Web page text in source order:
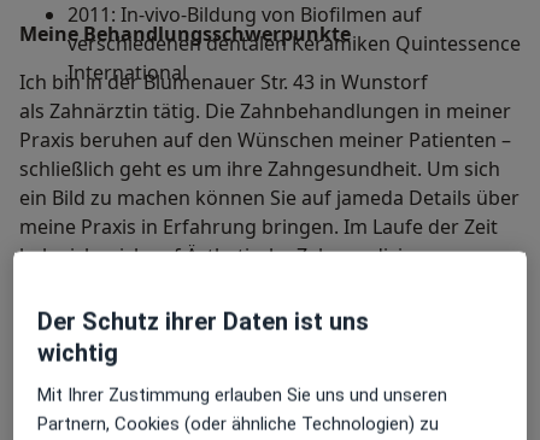
2011: In-vivo-Bildung von Biofilmen auf
verschiedenen dentalen Keramiken Quintessence
International
Meine Behandlungs­schwerpunkte
Ich bin in der Blumenauer Str. 43 in Wunstorf
als Zahnärztin tätig. Die Zahnbehandlungen in meiner
Praxis beruhen auf den Wünschen meiner Patienten –
schließlich geht es um ihre Zahngesundheit. Um sich
ein Bild zu machen können Sie auf jameda Details über
meine Praxis in Erfahrung bringen. Im Laufe der Zeit
habe ich mich auf Ästhetische Zahnmedizin
Ästhetische Zahnmedizin
Schöne Zähne – gesundes Lächeln:
Ästhetische Zahnheilkunde
Der Schutz ihrer Daten ist uns
wichtig
Mit Ihrer Zustimmung erlauben Sie uns und unseren
Partnern, Cookies (oder ähnliche Technologien) zu